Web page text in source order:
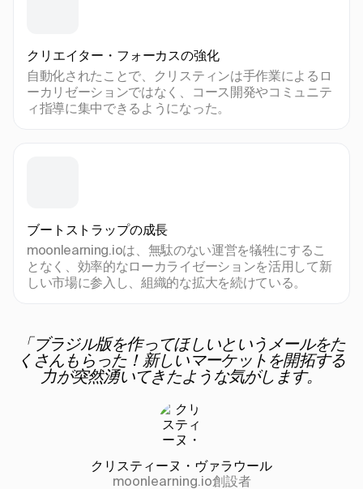
クリエイター・フォーカスの強化
自動化されたことで、クリスティンは手作業によるロ
ーカリゼーションではなく、コース開発やコミュニテ
ィ指導に集中できるようになった。
ブートストラップの成長
moonlearning.ioは、無駄のない運営を犠牲にするこ
となく、効率的なローカライゼーションを活用して新
しい市場に参入し、組織的な拡大を続けている。
「ブラジル版を作ってほしいというメールをた
くさんもらった！新しいマーケットを開拓する
力が突然湧いてきたような気がします。
クリスティーヌ・ヴァラウール
moonlearning.io創設者